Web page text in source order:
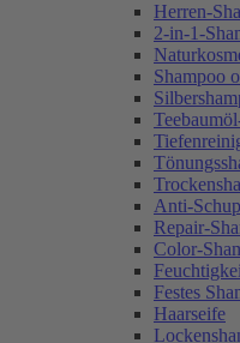
Herren-
2-in-1-
Shampoo
Anti-
Repair-
Color-
Festes
Haarseife